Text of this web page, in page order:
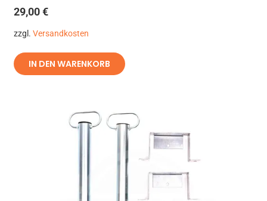
29,00€
zzgl. Versandkosten
IN DEN WARENKORB